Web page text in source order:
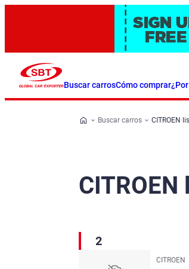
Buscar carrosCómo comprar
Buscar carros CITROEN
2
CITROEN